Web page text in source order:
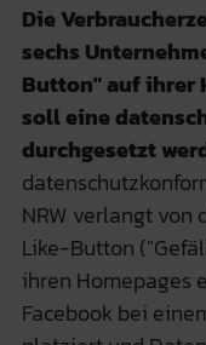
Die
sechs
Button" auf ihrer
soll eine
durchgesetzt
NRW verlangt von
Like-Button
ihren Homepages
Facebook bei